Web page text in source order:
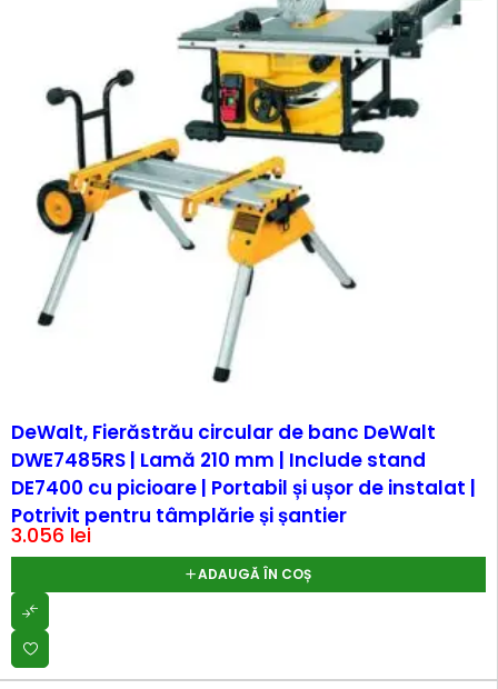
DeWalt, Fierăstrău circular de banc DeWalt
DWE7485RS | Lamă 210 mm | Include stand
DE7400 cu picioare | Portabil și ușor de instalat |
Potrivit pentru tâmplărie și șantier
3.056 lei
ADAUGĂ ÎN COȘ